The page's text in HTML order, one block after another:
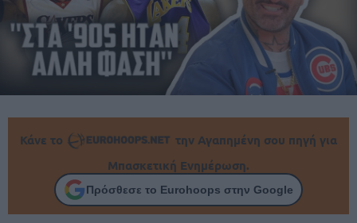
Κάνε το
την Αγαπημένη σου πηγή για
Μπασκετική Ενημέρωση.
Πρόσθεσε το Eurohoops στην Google